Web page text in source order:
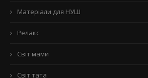
Матеріали для НУШ
Релакс
Світ мами
Світ тата